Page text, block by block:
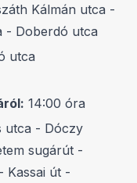
Kálmán utca -
- Doberdó utca
utca
14:00 óra
utca - Dóczy
sugárút -
Kassai út -